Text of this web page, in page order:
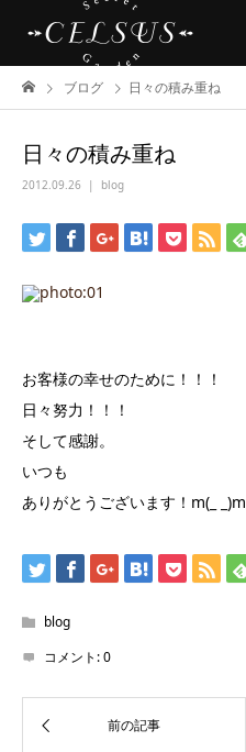
ブログ 日々の積み重ね
日々の積み重ね
2012.09.26 blog
お客様の幸せのために！！！
日々努力！！！
そして感謝。
いつも
ありがとうございます！m(_ _)m
blog
コメント:0